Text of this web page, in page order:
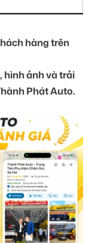
hàng trên
hình ảnh và trải
Phát Auto.